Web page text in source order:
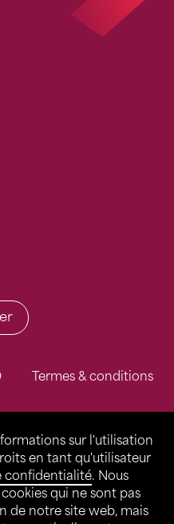
sur l'utilisation
en tant qu'utilisateur
confidentialité. Nous
qui ne sont pas
de notre site web, mais
Termes & conditions